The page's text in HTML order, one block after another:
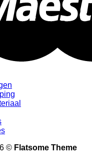
© Flatsome Theme